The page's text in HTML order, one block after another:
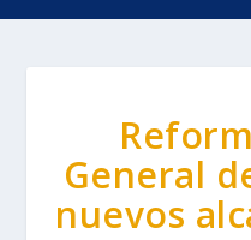
General
nuevos